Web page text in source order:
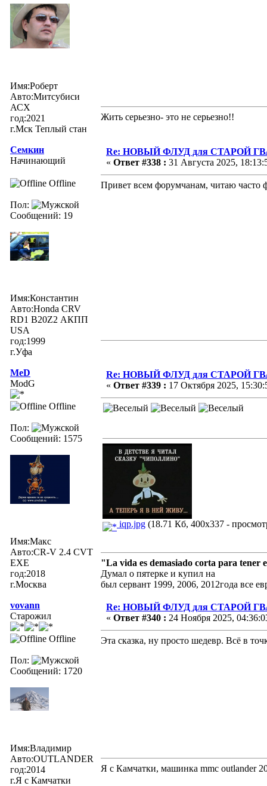
Имя:Роберт
Авто:Митсубиси
АСХ
год:2021
г.Мск Теплый стан
Жить серьезно- это не серьезно!!
Семкин
Начинающий
Offline
Пол:
Сообщений: 19
Имя:Константин
Авто:Honda CRV
RD1 B20Z2 АКПП
USA
год:1999
г.Уфа
Re: НОВЫЙ ФЛУД для СТАРОЙ
« Ответ #338 : 31 Августа 2025,
Привет всем форумчанам, читаю
MeD
ModG
Offline
Пол:
Сообщений: 1575
Имя:Макс
Авто:CR-V 2.4 CVT
EXE
год:2018
г.Москва
Re: НОВЫЙ ФЛУД для СТАРОЙ
« Ответ #339 : 17 Октября 2025,
iqp.jpg (18.71 Кб, 400x337 -
"La vida es demasiado corta para tener
Думал о пятерке и купил на
был сервант 1999, 2006, 2012года все
vovann
Старожил
Offline
Пол:
Сообщений: 1720
Имя:Владимир
Авто:OUTLANDER
год:2014
г.Я с Камчатки
Re: НОВЫЙ ФЛУД для СТАРОЙ
« Ответ #340 : 24 Ноября 2025,
Эта сказка, ну просто шедевр. Всё в
Я с Камчатки, машинка mmc outlander